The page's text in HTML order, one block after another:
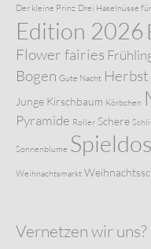
Der kleine Prinz Drei Haselnüsse
Edition 2026
Flower fairies
Bogen Gute Nacht Herbst
Junge Kirschbaum Körbchen
Pyramide Roller Schere
Sonnenblume
Weihnachtsmarkt
Vernetzen wir uns?